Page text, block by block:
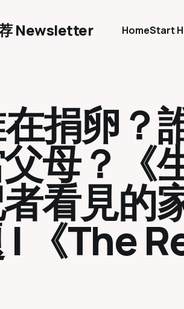
Newsletter HomeStart
捐卵？
母？《
看見的
《The